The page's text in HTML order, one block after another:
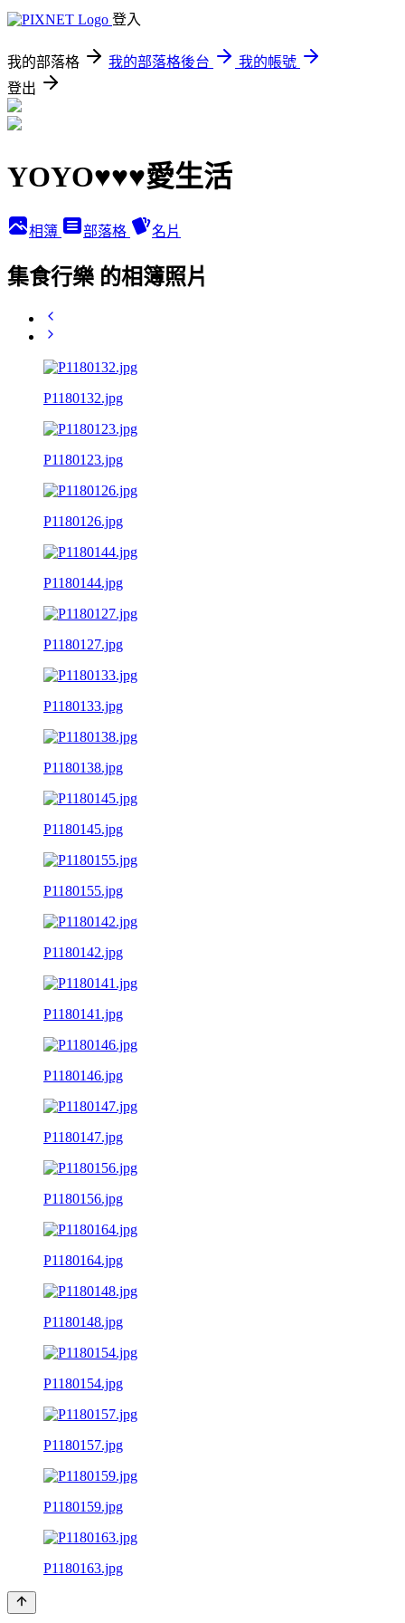
登入
我的部落格 我的部落格後台
我的帳號
登出
YOYO♥♥♥愛生活
相簿 部落格 名片
集食行樂 的相簿照片
P1180132.jpg
P1180123.jpg
P1180126.jpg
P1180144.jpg
P1180127.jpg
P1180133.jpg
P1180138.jpg
P1180145.jpg
P1180155.jpg
P1180142.jpg
P1180141.jpg
P1180146.jpg
P1180147.jpg
P1180156.jpg
P1180164.jpg
P1180148.jpg
P1180154.jpg
P1180157.jpg
P1180159.jpg
P1180163.jpg